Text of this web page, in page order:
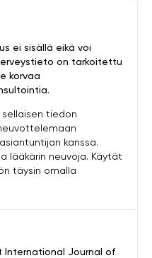
International Journal of
ei sisällä eikä voi
on tarkoitettu
korvaa
tiedon
kanssa.
lääkärin neuvoja. Käytät
täysin omalla